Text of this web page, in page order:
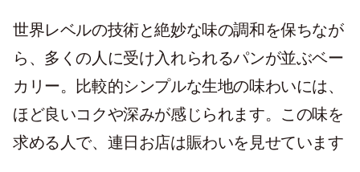
世界レベルの技術と絶妙な味の調和を保ちなが
ら、多くの人に受け入れられるパンが並ぶベー
カリー。比較的シンプルな生地の味わいには、
ほど良いコクや深みが感じられます。この味を
求める人で、連日お店は賑わいを見せています